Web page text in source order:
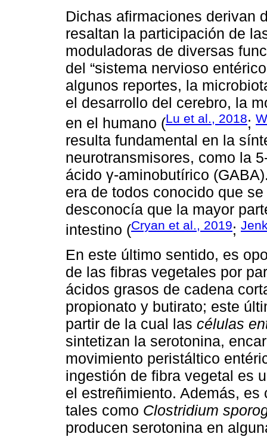
Dichas afirmaciones derivan
resaltan la participación de
moduladoras de diversas
del “sistema nervioso
algunos reportes, la
el desarrollo del cerebro, la
en el humano (Lu et al., 2018;
resulta fundamental en la
neurotransmisores, como la
ácido γ-aminobutírico
era de todos conocido que
desconocía que la mayor
intestino (Cryan et al., 2019;
En este último sentido, es
de las fibras vegetales por
ácidos grasos de cadena
propionato y butirato; este
partir de la cual las células
sintetizan la serotonina,
movimiento peristáltico
ingestión de fibra vegetal es
el estreñimiento. Además,
tales como Clostridium
producen serotonina en